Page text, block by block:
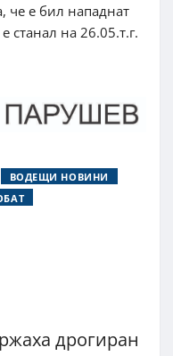
че е бил нападнат
станал на 26.05.т.г.
ВОДЕЩИ НОВИНИ
дрогиран